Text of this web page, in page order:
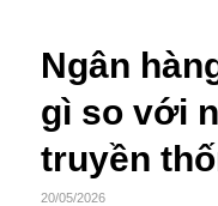
Ngân
gì so với
truyền
20/05/2026